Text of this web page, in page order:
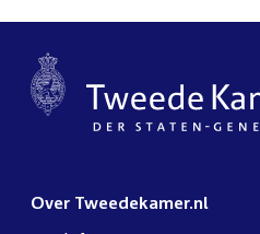
Over Tweedekamer.nl